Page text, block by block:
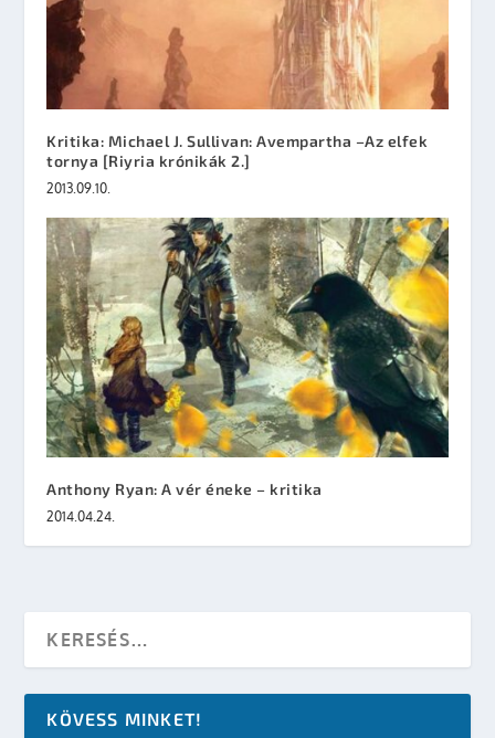
Kritika: Michael J. Sullivan: Avempartha –Az elfek
tornya [Riyria krónikák 2.]
2013.09.10.
Anthony Ryan: A vér éneke – kritika
2014.04.24.
KÖVESS MINKET!